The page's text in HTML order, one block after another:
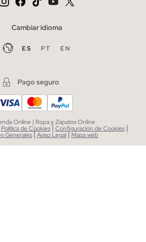
Cambiar idioma
ES PT EN
Pago seguro
Online | Ropa y Zapatos Online
Política de Cookies| Configuración de Cookies |
Generales|Aviso Legal| Mapa web